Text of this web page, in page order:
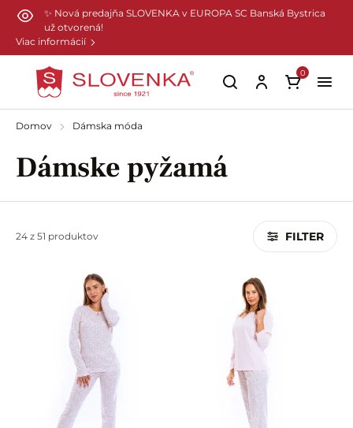
Preskočiť na hlavný obsah
✨ Nová predajňa SLOVENKA v EUROPA SC Banská Bystrica
už otvorená!
Viac informácií
0
Domov Dámska móda
Dámske pyžamá
24 z 51 produktov FILTER